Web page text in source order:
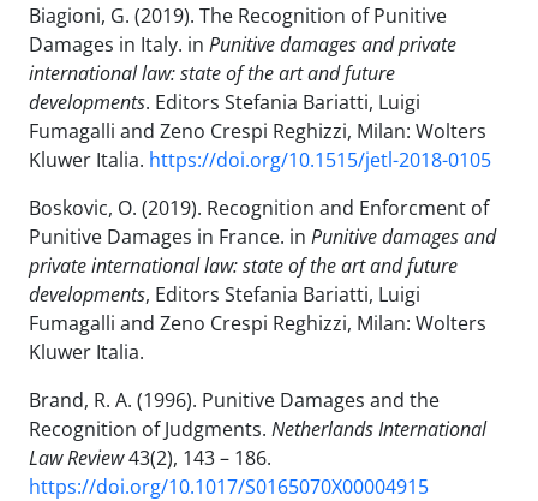
Biagioni, G. (2019). The Recognition of Punitive
Damages in Italy. in Punitive damages and private
international law: state of the art and future
developments. Editors Stefania Bariatti, Luigi
Fumagalli and Zeno Crespi Reghizzi, Milan: Wolters
Kluwer Italia. https://doi.org/10.1515/jetl-2018-0105
Boskovic, O. (2019). Recognition and Enforcment of
Punitive Damages in France. in Punitive damages and
private international law: state of the art and future
developments, Editors Stefania Bariatti, Luigi
Fumagalli and Zeno Crespi Reghizzi, Milan: Wolters
Kluwer Italia.
Brand, R. A. (1996). Punitive Damages and the
Recognition of Judgments. Netherlands International
Law Review43(2), 143 – 186.
https://doi.org/10.1017/S0165070X00004915